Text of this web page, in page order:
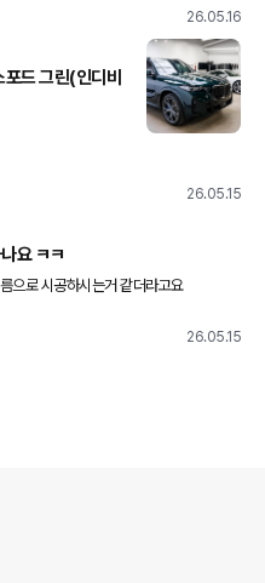
26.05.16
드 그린(인디비
26.05.15
요 ㅋㅋ
부분 이 틴팅 필름으로 시공하시는거 같더라고요
26.05.15